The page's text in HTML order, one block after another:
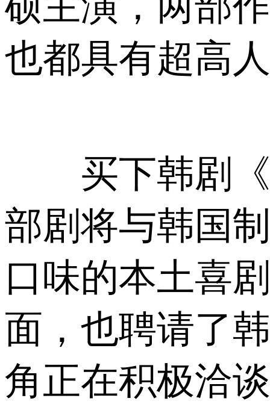
也都具有超高
买下韩剧《
部剧将与韩国
口味的本土喜
面，也聘请了
角正在积极洽